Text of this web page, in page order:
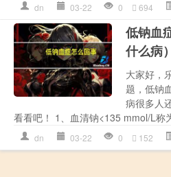
dn 03-22 0 694
低钠血
什么病）
大家好，
题，低钠
病很多人
看看吧！ 1、血清钠<135 mmol/L称
dn 03-22 0 152